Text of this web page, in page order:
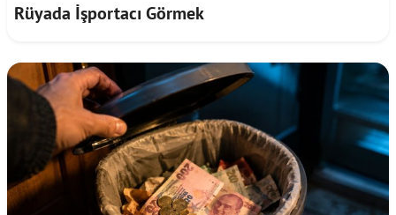
Rüyada İşportacı Görmek